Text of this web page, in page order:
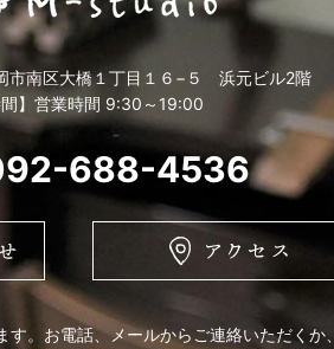
市南区大橋１丁目１６−５ 浜元ビル2階
】営業時間 9:30～19:00
688-4536
。お電話、メールからご連絡いただくか、